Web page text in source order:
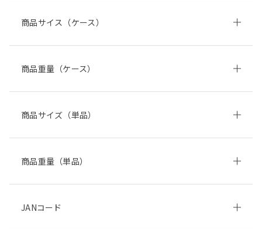
商品サイス（ケース）
商品重量（ケース）
商品サイズ（単品）
商品重量（単品）
JANコード